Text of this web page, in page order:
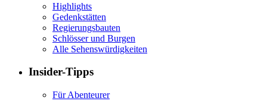
Highlights
Gedenkstätten
Regierungsbauten
Schlösser und Burgen
Alle Sehenswürdigkeiten
Insider-Tipps
Für Abenteurer